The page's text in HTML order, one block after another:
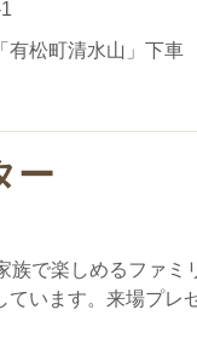
有松町清水山」下
ー
で楽しめるファ
います。来場プレ